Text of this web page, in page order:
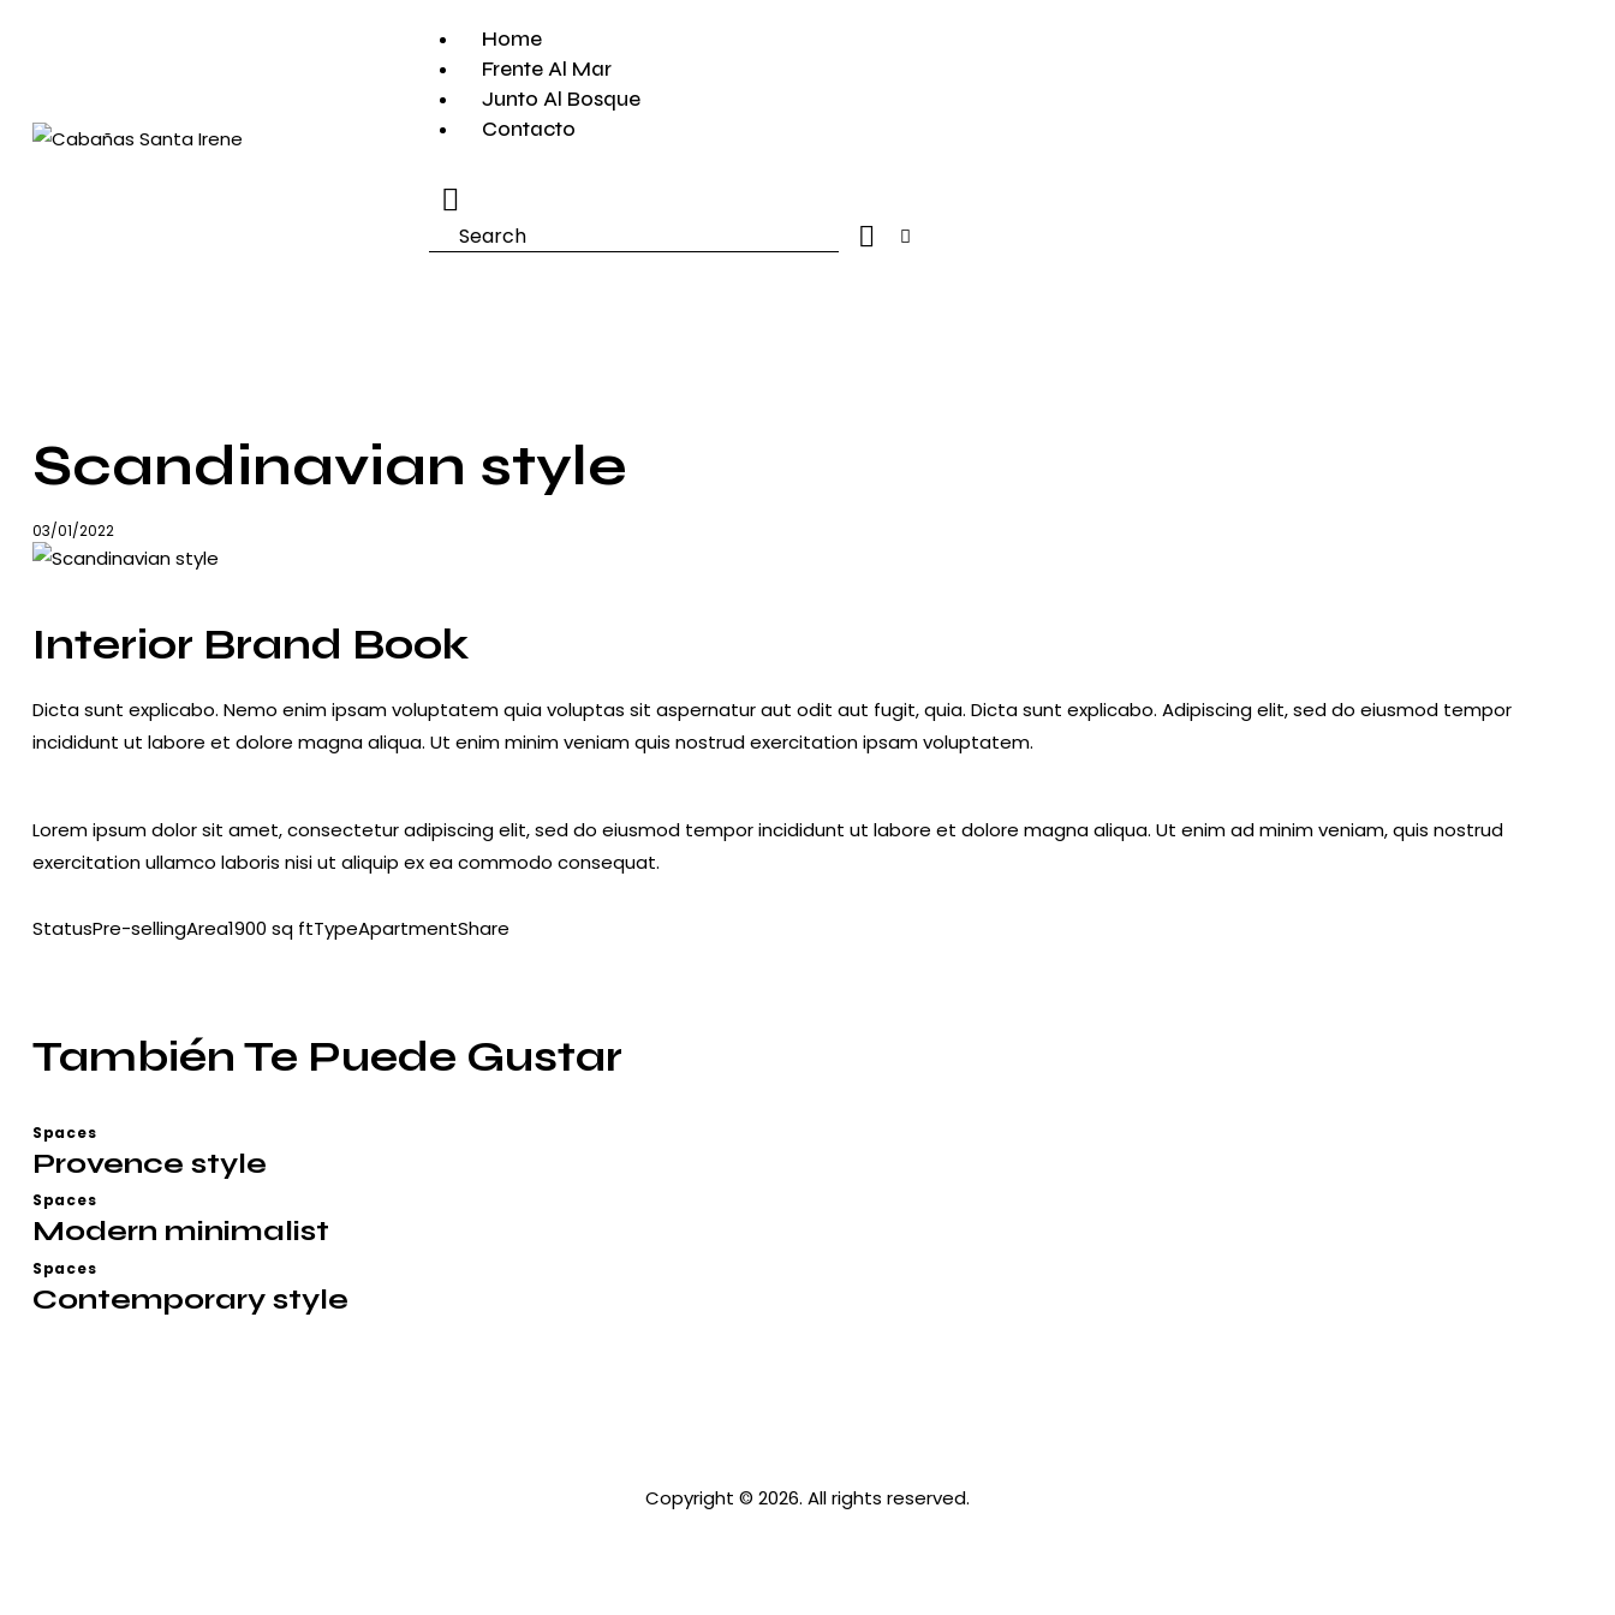
Home
Frente Al Mar
Junto Al Bosque
Contacto
Search
Scandinavian style
03/01/2022
Interior Brand Book
Dicta sunt explicabo. Nemo enim ipsam voluptatem quia voluptas sit aspernatur aut odit aut fugit, quia. Dicta sunt explicabo. Adipiscing elit, sed do eiusmod tempor
incididunt ut labore et dolore magna aliqua. Ut enim minim veniam quis nostrud exercitation ipsam voluptatem.
Lorem ipsum dolor sit amet, consectetur adipiscing elit, sed do eiusmod tempor incididunt ut labore et dolore magna aliqua. Ut enim ad minim veniam, quis nostrud
exercitation ullamco laboris nisi ut aliquip ex ea commodo consequat.
StatusPre-sellingArea1900 sq ftTypeApartmentShare
clipboard
También Te Puede Gustar
Spaces
Provence style
Spaces
Modern minimalist
Spaces
Contemporary style
Copyright © 2026. All rights reserved.